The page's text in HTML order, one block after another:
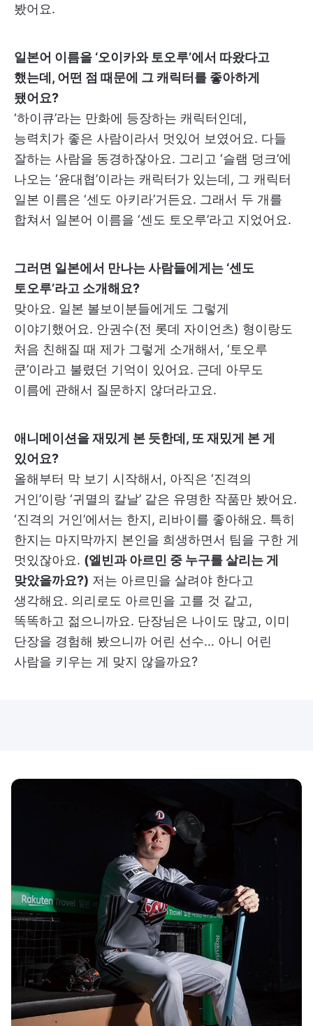
봤어요.
일본어 이름을 ‘오이카와 토오루’에서 따왔다고
했는데, 어떤 점 때문에 그 캐릭터를 좋아하게
됐어요?
‘하이큐’라는 만화에 등장하는 캐릭터인데,
능력치가 좋은 사람이라서 멋있어 보였어요. 다들
잘하는 사람을 동경하잖아요. 그리고 ‘슬램 덩크’에
나오는 ‘윤대협’이라는 캐릭터가 있는데, 그 캐릭터
일본 이름은 ‘센도 아키라’거든요. 그래서 두 개를
합쳐서 일본어 이름을 ‘센도 토오루’라고 지었어요.
그러면 일본에서 만나는 사람들에게는 ‘센도
토오루’라고 소개해요?
맞아요. 일본 볼보이분들에게도 그렇게
이야기했어요. 안권수(전 롯데 자이언츠) 형이랑도
처음 친해질 때 제가 그렇게 소개해서, ‘토오루
쿤’이라고 불렸던 기억이 있어요. 근데 아무도
이름에 관해서 질문하지 않더라고요.
애니메이션을 재밌게 본 듯한데, 또 재밌게 본 게
있어요?
올해부터 막 보기 시작해서, 아직은 ‘진격의
거인’이랑 ‘귀멸의 칼날’ 같은 유명한 작품만 봤어요.
‘진격의 거인’에서는 한지, 리바이를 좋아해요. 특히
한지는 마지막까지 본인을 희생하면서 팀을 구한 게
멋있잖아요. (엘빈과 아르민 중 누구를 살리는 게
맞았을까요?) 저는 아르민을 살려야 한다고
생각해요. 의리로도 아르민을 고를 것 같고,
똑똑하고 젊으니까요. 단장님은 나이도 많고, 이미
단장을 경험해 봤으니까 어린 선수… 아니 어린
사람을 키우는 게 맞지 않을까요?